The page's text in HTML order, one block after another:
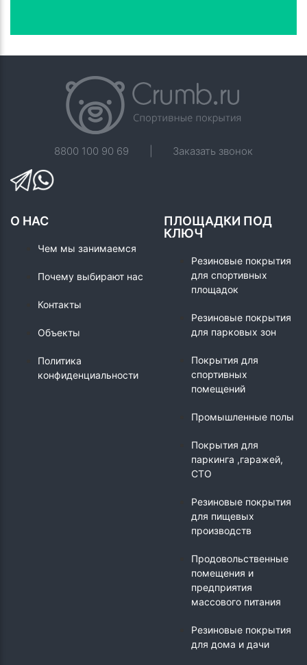
8800 100 90 69 Заказать звонок
О НАС
Чем мы занимаемся
Почему выбирают нас
Контакты
Объекты
Политика
конфиденциальности
ПЛОЩАДКИ ПОД
КЛЮЧ
Резиновые покрытия
для спортивных
площадок
Резиновые покрытия
для парковых зон
Покрытия для
спортивных
помещений
Промышленные полы
Покрытия для
паркинга ,гаражей,
СТО
Резиновые покрытия
для пищевых
производств
Продовольственные
помещения и
предприятия
массового питания
Резиновые покрытия
для дома и дачи